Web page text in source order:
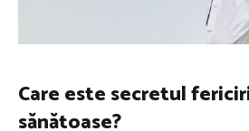
Care este secretul
sănătoase?